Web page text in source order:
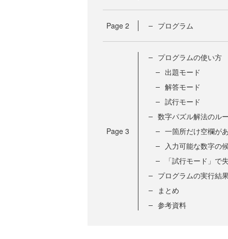
Page 2 プログラム
Page 3
プログラムの使い方
出題モード
解答モード
試行モード
数字パズル解法のル
一箇所だけ空欄が
入力可能な数字の
「試行モード」で
プログラムの実行結
まとめ
参考資料